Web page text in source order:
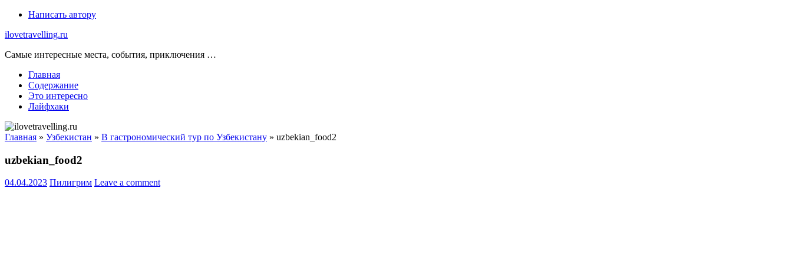
Skip
content
Написать автору
ilovetravelling.ru
Самые интересные места, события, приключения …
Главная
Содержание
Это интересно
Лайфхаки
Главная » Узбекистан » В гастрономический тур по Узбекистану » uzbekian_food2
uzbekian_food2
04.04.2023 Пилигрим Leave a comment